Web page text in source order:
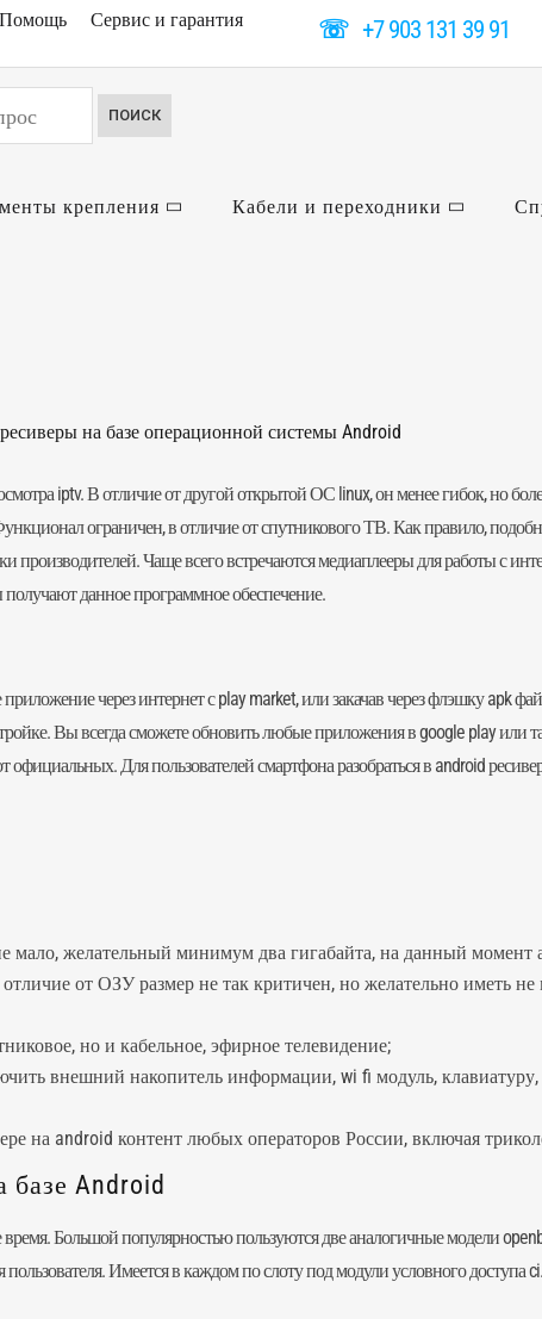
Помощь
Сервис и гарантия
☏+7 903 131 39 91
ПОИСК
крепления Кабели и переходники
на базе операционной системы Android
iptv. В отличие от другой открытой ОС linux, он менее гибок, но
ограничен, в отличие от спутникового ТВ. Как правило,
производителей. Чаще всего встречаются медиаплееры для работы с
данное программное обеспечение.
через интернет с play market, или закачав через флэшку apk
Вы всегда сможете обновить любые приложения в google play или
Для пользователей смартфона разобраться в android
желательный минимум два гигабайта, на данный момент
от ОЗУ размер не так критичен, но желательно иметь
но и кабельное, эфирное телевидение;
внешний накопитель информации, wi fi модуль,
на android контент любых операторов России, включая
Android
Большой популярностью пользуются две аналогичные модели
Имеется в каждом по слоту под модули условного доступа